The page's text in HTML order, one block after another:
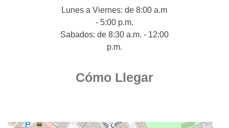
Lunes a Viernes: de 8:00 a.m
- 5:00 p.m.
Sabados: de 8:30 a.m. - 12:00
p.m.
Cómo Llegar